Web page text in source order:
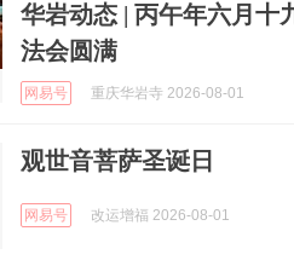
华岩动态 | 丙午年六月十
法会圆满
网易号 重庆华岩寺 2026-08-01
观世音菩萨圣诞日
网易号 改运增福 2026-08-01